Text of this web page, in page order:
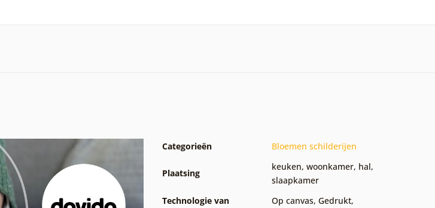
Categorieën Bloemen schilderijen
Plaatsing
keuken, woonkamer, hal,
slaapkamer
Technologie van
Op canvas, Gedrukt,